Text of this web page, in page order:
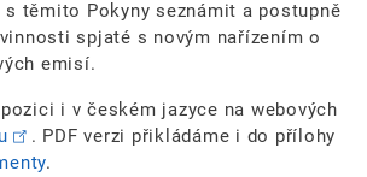
s těmito Pokyny seznámit a postupně
spjaté s novým nařízením o
emisí.
i v českém jazyce na webových
. PDF verzi přikládáme i do přílohy
.